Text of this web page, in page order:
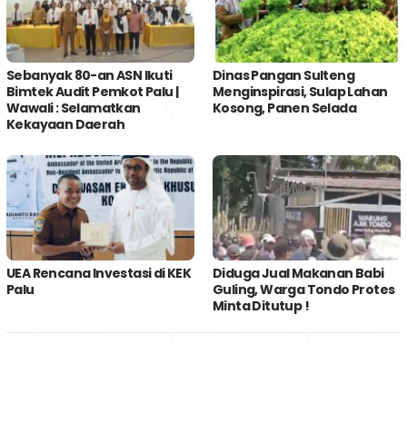
Sebanyak 80-an ASN Ikuti
Bimtek Audit Pemkot Palu |
Wawali : Selamatkan
Kekayaan Daerah
Dinas Pangan Sulteng
Menginspirasi, Sulap Lahan
Kosong, Panen Selada
UEA Rencana Investasi di KEK
Palu
Diduga Jual Makanan Babi
Guling, Warga Tondo Protes
Minta Ditutup !